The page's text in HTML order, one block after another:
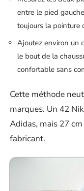
entre le pied
toujours la pointure
Ajoutez environ un
le bout de la
confortable sans
Cette méthode
marques. Un 42
Adidas, mais 27
fabricant.